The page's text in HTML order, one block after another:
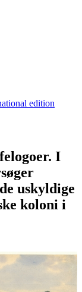
edition
I
uskyldige
koloni i